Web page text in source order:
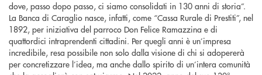
dove, passo dopo passo, ci siamo consolidati in 130 anni di storia”.
La Banca di Caraglio nasce, infatti, come “Cassa Rurale di Prestiti”, nel
1892, per iniziativa del parroco Don Felice Ramazzina e di
quattordici intraprendenti cittadini. Per quegli anni è un’impresa
incredibile, resa possibile non solo dalla visione di chi si adopererà
per concretizzare l’idea, ma anche dallo spirito di un’intera comunità